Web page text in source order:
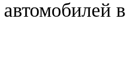
автомобилей